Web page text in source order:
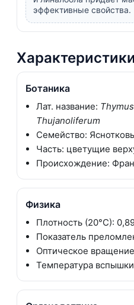
эффективные свойства.
Характеристики
Ботаника
Лат. название:
Thujanoliferum
Семейство:
Часть: цветущие
Происхождение:
Физика
Плотность (20°C):
Показатель
Оптическое
Температура